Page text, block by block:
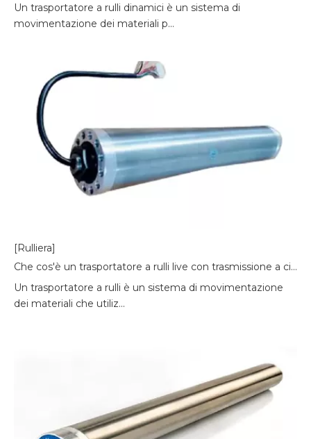
Un trasportatore a rulli dinamici è un sistema di
movimentazione dei materiali p...
[Rulliera]
Che cos'è un trasportatore a rulli live con trasmissione a cinghia?
Un trasportatore a rulli è un sistema di movimentazione
dei materiali che utiliz...